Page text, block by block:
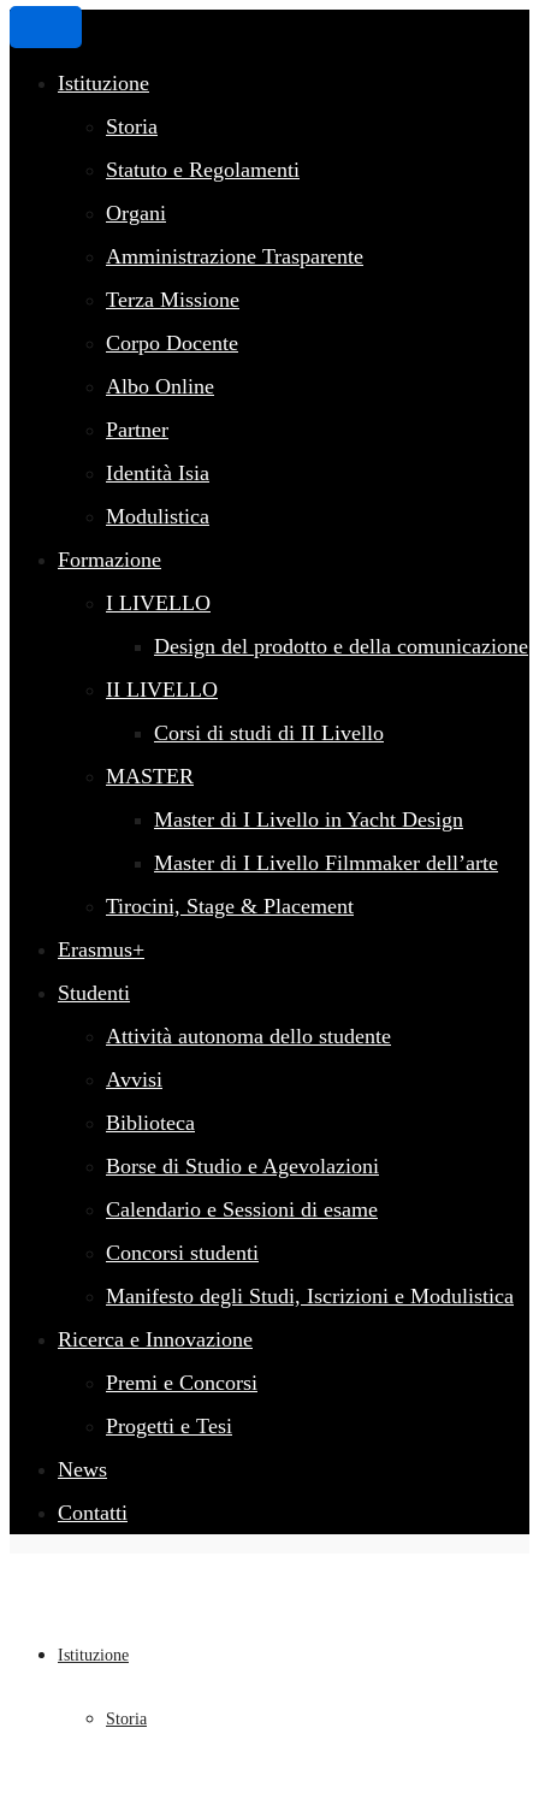
Istituzione
Storia
Statuto e Regolamenti
Organi
Amministrazione Trasparente
Terza Missione
Corpo Docente
Albo Online
Partner
Identità Isia
Modulistica
Formazione
I LIVELLO
Design del prodotto e della comunicazione
II LIVELLO
Corsi di studi di II Livello
MASTER
Master di I Livello in Yacht Design
Master di I Livello Filmmaker dell’arte
Tirocini, Stage & Placement
Erasmus+
Studenti
Attività autonoma dello studente
Avvisi
Biblioteca
Borse di Studio e Agevolazioni
Calendario e Sessioni di esame
Concorsi studenti
Manifesto degli Studi, Iscrizioni e Modulistica
Ricerca e Innovazione
Premi e Concorsi
Progetti e Tesi
News
Contatti
Istituzione
Storia